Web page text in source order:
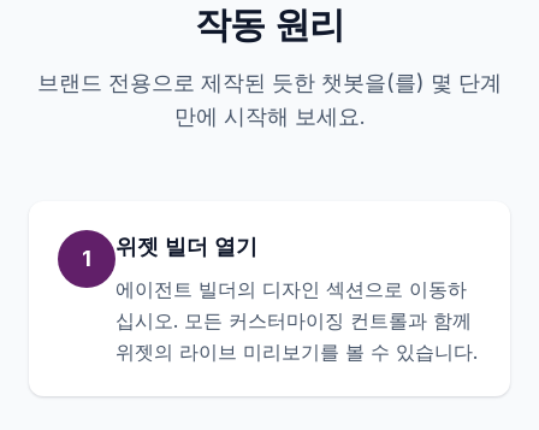
작동 원리
브랜드 전용으로 제작된 듯한 챗봇을(를) 몇 단계
만에 시작해 보세요.
1 위젯 빌더 열기
에이전트 빌더의 디자인 섹션으로 이동하
십시오. 모든 커스터마이징 컨트롤과 함께
위젯의 라이브 미리보기를 볼 수 있습니다.